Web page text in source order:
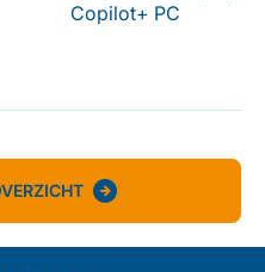
Copilot+ PC